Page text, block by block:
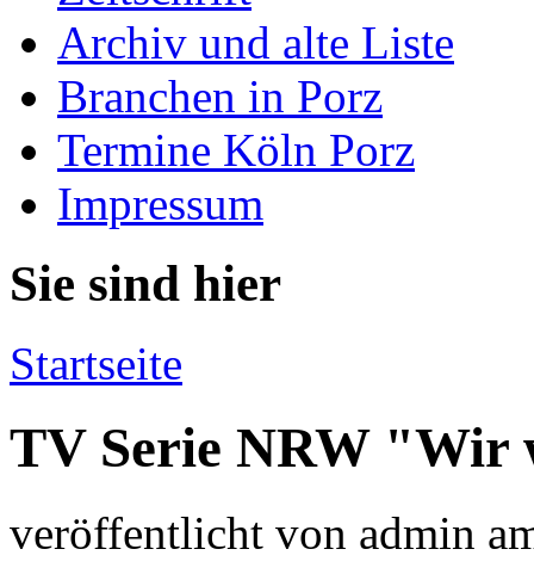
Archiv und alte Liste
Branchen in Porz
Termine Köln Porz
Impressum
Sie sind hier
Startseite
TV Serie NRW "Wir
veröffentlicht von admin